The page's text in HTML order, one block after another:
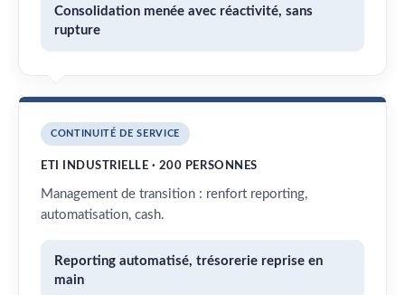
Consolidation menée avec réactivité, sans
rupture
CONTINUITÉ DE SERVICE
ETI INDUSTRIELLE · 200 PERSONNES
Management de transition : renfort reporting,
automatisation, cash.
Reporting automatisé, trésorerie reprise en
main